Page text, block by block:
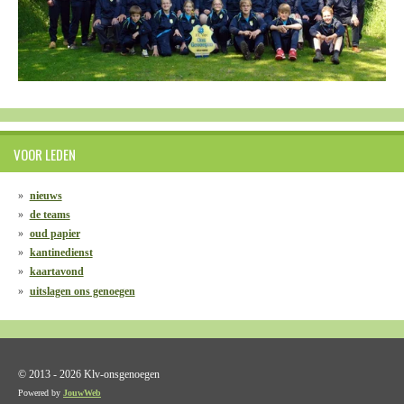
VOOR LEDEN
nieuws
de teams
oud papier
kantinedienst
kaartavond
uitslagen ons genoegen
© 2013 - 2026 Klv-onsgenoegen
Powered by JouwWeb